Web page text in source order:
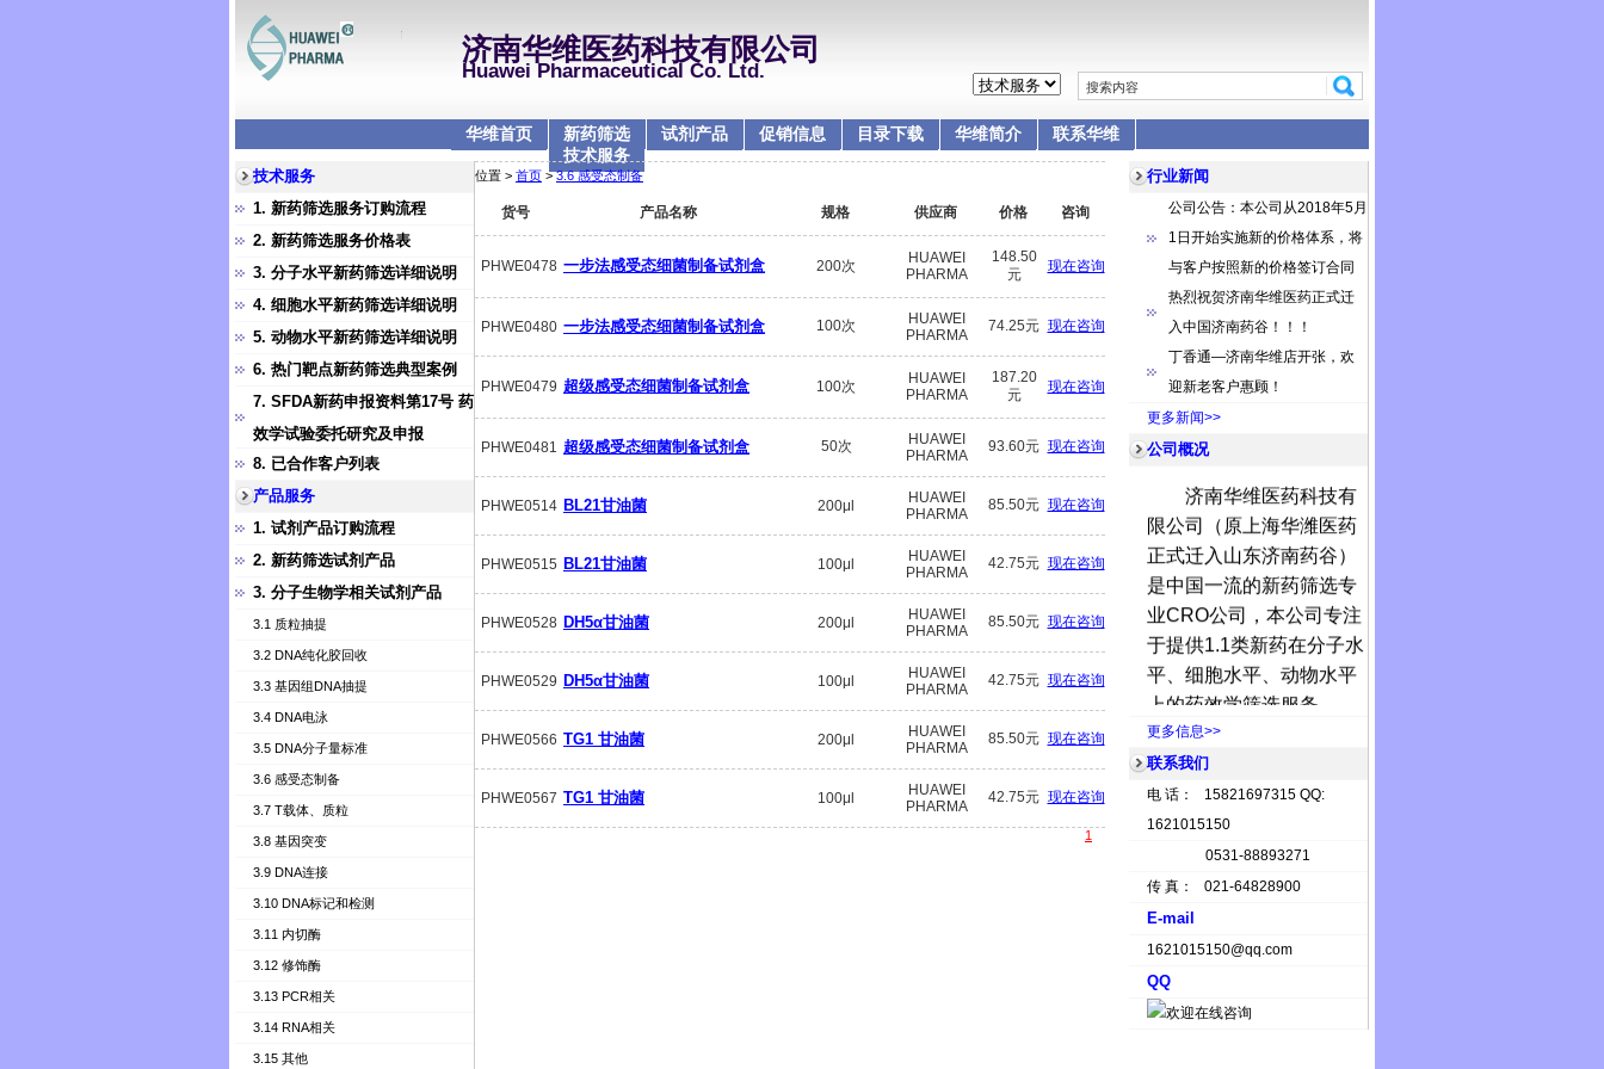
济南华维医药科技有限公司
Huawei Pharmaceutical Co. Ltd.
华维首页
新药筛选
技术服务
试剂产品 促销信息 目录下载 华维简介 联系华维
技术服务
1. 新药筛选服务订购流程
2. 新药筛选服务价格表
3. 分子水平新药筛选详细说明
4. 细胞水平新药筛选详细说明
5. 动物水平新药筛选详细说明
6. 热门靶点新药筛选典型案例
7. SFDA新药申报资料第17号 药
效学试验委托研究及申报
8. 已合作客户列表
产品服务
1. 试剂产品订购流程
2. 新药筛选试剂产品
3. 分子生物学相关试剂产品
3.1 质粒抽提
3.2 DNA纯化胶回收
3.3 基因组DNA抽提
3.4 DNA电泳
3.5 DNA分子量标准
3.6 感受态制备
3.7 T载体、质粒
3.8 基因突变
3.9 DNA连接
3.10 DNA标记和检测
3.11 内切酶
3.12 修饰酶
3.13 PCR相关
3.14 RNA相关
3.15 其他
行业新闻
公司公告：本公司从2018年5月
1日开始实施新的价格体系，将
与客户按照新的价格签订合同
热烈祝贺济南华维医药正式迁
入中国济南药谷！！！
丁香通—济南华维店开张，欢
迎新老客户惠顾！
更多新闻>>
公司概况
济南华维医药科技有
限公司（原上海华潍医药
正式迁入山东济南药谷）
是中国一流的新药筛选专
业CRO公司，本公司专注
于提供1.1 类新药在分子水
平、细胞水平、动物水平
上的药效学筛选服务。
济南华维
可以提供的筛选服务包
括，聚合ADP核糖聚合
酶，酪氨酸激酶，蛋白酪
氨酸磷酸酶 (PTP)，丝
氨酸激酶，组蛋白去乙酰
化酶，组蛋白去甲基化
蛋白，基质金属蛋白酶，
更多信息>>
联系我们
电 话： 15821697315 QQ:
1621015150
0531-88893271
传 真： 021-64828900
E-mail
1621015150@qq.com
QQ
位置 > 首页 >3.6 感受态制备
货号 产品名称 规格 供应商 价格 咨询
PHWE0478 一步法感受态细菌制备试剂盒 200次
HUAWEI
PHARMA
148.50
元
现在咨询
PHWE0480 一步法感受态细菌制备试剂盒 100次
HUAWEI
PHARMA
74.25元 现在咨询
PHWE0479 超级感受态细菌制备试剂盒 100次
HUAWEI
PHARMA
187.20
元
现在咨询
PHWE0481 超级感受态细菌制备试剂盒 50次
HUAWEI
PHARMA
93.60元 现在咨询
PHWE0514 BL21甘油菌 200μl
HUAWEI
PHARMA
85.50元 现在咨询
PHWE0515 BL21甘油菌 100μl
HUAWEI
PHARMA
42.75元 现在咨询
PHWE0528 DH5α甘油菌 200μl
HUAWEI
PHARMA
85.50元 现在咨询
PHWE0529 DH5α甘油菌 100μl
HUAWEI
PHARMA
42.75元 现在咨询
PHWE0566 TG1 甘油菌 200μl
HUAWEI
PHARMA
85.50元 现在咨询
PHWE0567 TG1 甘油菌 100μl
HUAWEI
PHARMA
42.75元 现在咨询
1